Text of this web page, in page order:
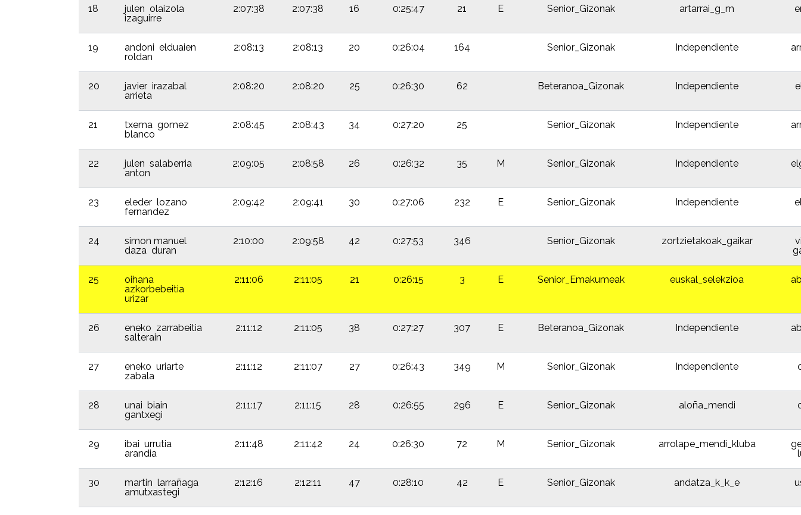
18
julen olaizola
izaguirre
2:07:38 2:07:38 16 0:25:47 21 E Senior_Gizonak artarrai_g_m
19
andoni elduaien
roldan
2:08:13 2:08:13 20 0:26:04 164 Senior_Gizonak Independiente
20
javier irazabal
arrieta
2:08:20 2:08:20 25 0:26:30 62 Beteranoa_Gizonak Independiente
21
txema gomez
blanco
2:08:45 2:08:43 34 0:27:20 25 Senior_Gizonak Independiente
22
julen salaberria
anton
2:09:05 2:08:58 26 0:26:32 35 M Senior_Gizonak Independiente
23
eleder lozano
fernandez
2:09:42 2:09:41 30 0:27:06 232 E Senior_Gizonak Independiente
24
simon manuel
daza duran
2:10:00 2:09:58 42 0:27:53 346 Senior_Gizonak zortzietakoak_gaikar
25
oihana
azkorbebeitia
urizar
2:11:06 2:11:05 21 0:26:15 3 E Senior_Emakumeak euskal_selekzioa
26
eneko zarrabeitia
salterain
2:11:12 2:11:05 38 0:27:27 307 E Beteranoa_Gizonak Independiente
27
eneko uriarte
zabala
2:11:12 2:11:07 27 0:26:43 349 M Senior_Gizonak Independiente
28
unai biain
gantxegi
2:11:17 2:11:15 28 0:26:55 296 E Senior_Gizonak aloña_mendi
29
ibai urrutia
arandia
2:11:48 2:11:42 24 0:26:30 72 M Senior_Gizonak arrolape_mendi_kluba
30
martin larrañaga
amutxastegi
2:12:16 2:12:11 47 0:28:10 42 E Senior_Gizonak andatza_k_k_e